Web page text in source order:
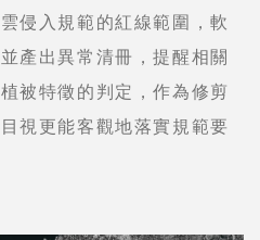
侵入規範的紅線範圍，軟
產出異常清冊，提醒相關
被特徵的判定，作為修剪
視更能客觀地落實規範要